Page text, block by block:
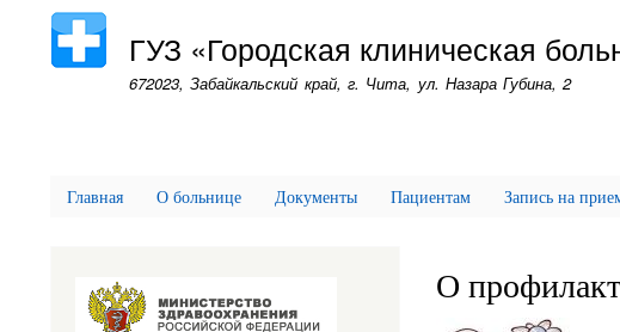
ГУЗ «Городская клиническая
672023, Забайкальский край, г. Чита, ул. Назара Губина, 2
Главная О больнице Документы Пациентам Запись на
О